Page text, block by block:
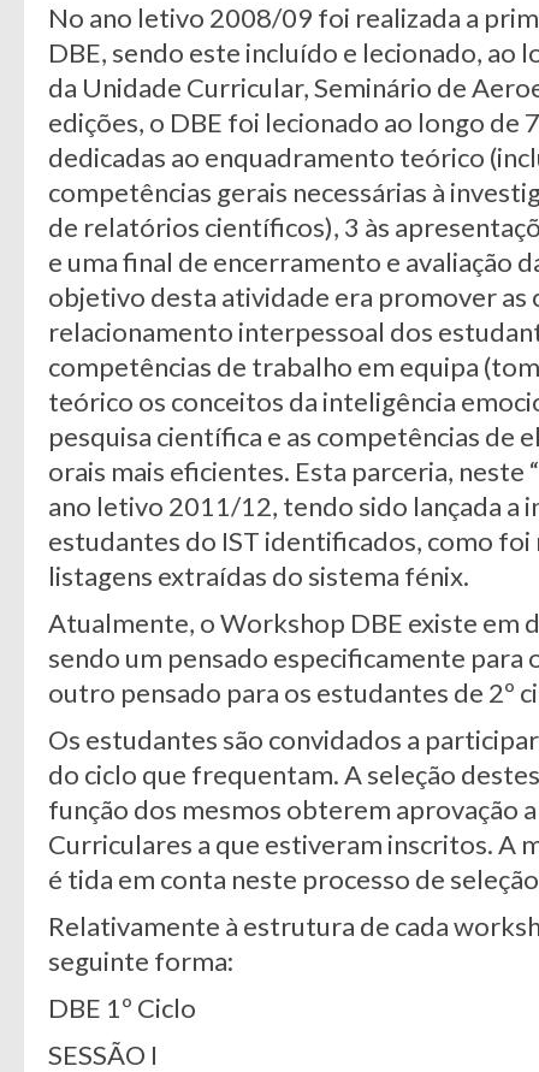
No ano letivo 2008/09 foi realizada a
DBE, sendo este incluído e lecionado, ao
da Unidade Curricular, Seminário de
edições, o DBE foi lecionado ao longo de
dedicadas ao enquadramento teórico
competências gerais necessárias à
de relatórios científicos), 3 às
e uma final de encerramento e avaliação
objetivo desta atividade era promover as
relacionamento interpessoal dos
competências de trabalho em equipa
teórico os conceitos da inteligência
pesquisa científica e as competências de
orais mais eficientes. Esta parceria,
ano letivo 2011/12, tendo sido lançada a
estudantes do IST identificados, como
listagens extraídas do sistema fénix.
Atualmente, o Workshop DBE existe em
sendo um pensado especificamente para
outro pensado para os estudantes de 2º
Os estudantes são convidados a
do ciclo que frequentam. A seleção
função dos mesmos obterem aprovação
Curriculares a que estiveram inscritos. A
é tida em conta neste processo de
Relativamente à estrutura de cada
seguinte forma:
DBE 1º Ciclo
SESSÃO I